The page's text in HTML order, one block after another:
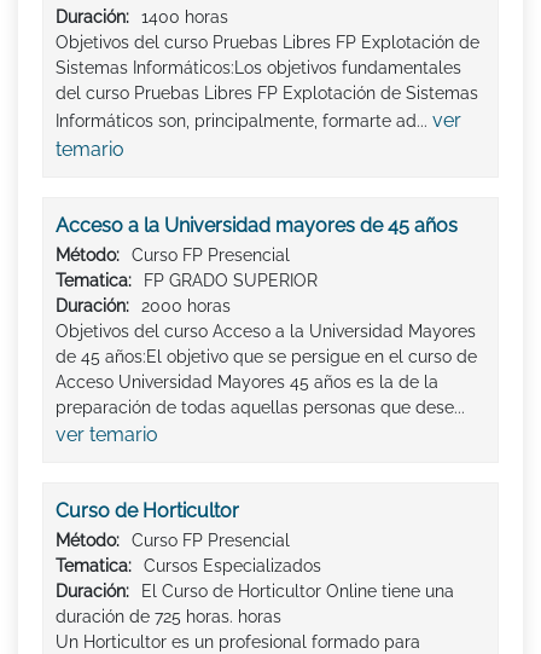
Duración:
1400 horas
Objetivos del curso Pruebas Libres FP Explotación de
Sistemas Informáticos:Los objetivos fundamentales
del curso Pruebas Libres FP Explotación de Sistemas
Informáticos son, principalmente, formarte ad... ver
temario
Acceso a la Universidad mayores de 45 años
Método:
Curso FP Presencial
Tematica:
FP GRADO SUPERIOR
Duración:
2000 horas
Objetivos del curso Acceso a la Universidad Mayores
de 45 años:El objetivo que se persigue en el curso de
Acceso Universidad Mayores 45 años es la de la
preparación de todas aquellas personas que dese...
ver temario
Curso de Horticultor
Método:
Curso FP Presencial
Tematica:
Cursos Especializados
Duración:
El Curso de Horticultor Online tiene una
duración de 725 horas. horas
Un Horticultor es un profesional formado para